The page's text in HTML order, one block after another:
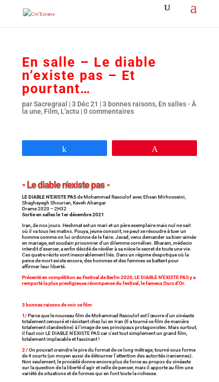
En salle – Le diable
n’existe pas – Et
pourtant…
parSacregraal |3 Déc 21 |3 bonnes raisons, En salles - À
la une, Film, L'actu |0 commentaires
- Le diable n'existe pas -
LE DIABLE N’EXISTE PASde Mohammad Rasoulof avec Ehsan Mirhosseini,
Shaghayegh Shourian, Kaveh Ahangar
Drame 2020 – 2H32
Sortie en salles le 1er décembre 2021
Iran, de nos jours. Heshmat est un mari et un père exemplaire mais nul ne sait
où il va tous les matins. Pouya, jeune conscrit, ne peut se résoudre à tuer un
homme comme on lui ordonne de le faire. Javad, venu demander sa bien-aimée
en mariage, est soudain prisonnier d’un dilemme cornélien. Bharam, médecin
interdit d’exercer, a enfin décidé de révéler à sa nièce le secret de toute une vie.
Ces quatre récits sont inexorablement liés. Dans un régime despotique où la
peine de mort existe encore, des hommes et des femmes se battent pour
affirmer leur liberté.
Présenté en compétition au Festival de Berlin 2020, LE DIABLE N’EXISTE PAS y a
remporté la plus prestigieuse récompense du festival, le fameux Ours d’Or.
3 bonnes raisons de voir ce film
1/Parce que le nouveau film de Mohammad Rasoulof est l’œuvre d’un cinéaste
totalement censuré et résistant chez lui en Iran (Il a tourné ce film de manière
totalement clandestine) à l’image de ses principaux protagonistes. Mais surtout,
il faut voir LE DIABLE N’EXISTE PAS car c’est tout simplement un grand film,
totalement implacable et fascinant !
2 /On pouvait craindre le pire du format de ce long métrage, tourné sous forme
de 4 courts (un moyen aussi de détourner l’attention des autorités iraniennes).
Non seulement, le procédé donne encore plus de force au propos du cinéaste
sur la question de la liberté d’agir et celle de penser, mais il apporte au film une
variété de situations et de formes qui en font toute la richesse.